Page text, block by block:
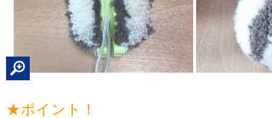
★ポイント！